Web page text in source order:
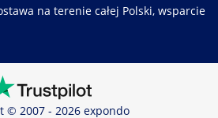
na terenie całej Polski, wsparcie
© 2007 - 2026 expondo